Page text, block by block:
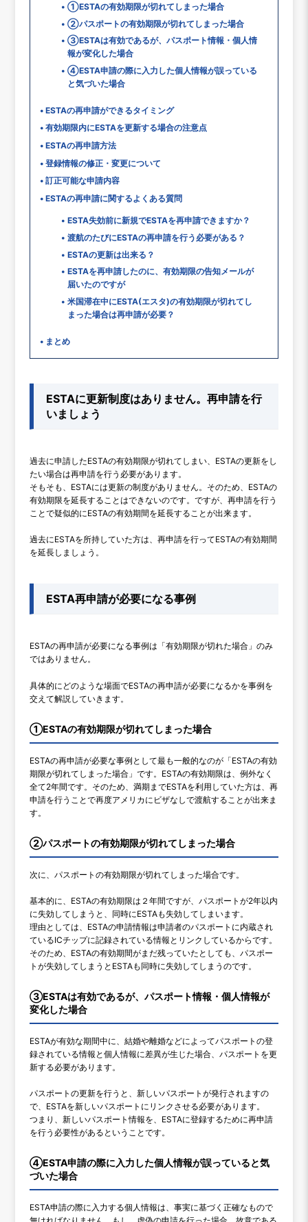
①ESTAの有効期限が切れてしまった場合
②パスポートの有効期限が切れてしまった場合
③ESTAは有効であるが、パスポート情報・個人情
報が変化した場合
④ESTA申請の際に入力した個人情報が誤っている
と気づいた場合
ESTAの再申請ができるタイミング
有効期限内にESTAを更新する場合の注意点
ESTAの再申請方法
登録情報の修正・変更について
訂正可能な申請内容
ESTAの再申請に関するよくある質問
ESTA失効前に新規でESTAを再申請できますか？
渡航のたびにESTAの再申請を行う必要がある？
ESTAの更新は出来る？
ESTAを再申請したのに、有効期限の告知メールが
届いたのですが
米国滞在中にESTA(エスタ)の有効期限が切れてし
まった場合は再申請が必要？
まとめ
ESTAに更新制度はありません。再申請を行
いましょう
過去に申請したESTAの有効期限が切れてしまい、ESTAの更新をし
たい場合は再申請を行う必要があります。
そもそも、ESTAには更新の制度がありません。そのため、ESTAの
有効期限を延長することはできないのです。ですが、再申請を行う
ことで疑似的にESTAの有効期間を延長することが出来ます。
過去にESTAを所持していた方は、再申請を行ってESTAの有効期間
を延長しましょう。
ESTA再申請が必要になる事例
ESTAの再申請が必要になる事例は「有効期限が切れた場合」のみ
ではありません。
具体的にどのような場面でESTAの再申請が必要になるかを事例を
交えて解説していきます。
①ESTAの有効期限が切れてしまった場合
ESTAの再申請が必要な事例として最も一般的なのが「ESTAの有効
期限が切れてしまった場合」です。ESTAの有効期限は、例外なく
全て2年間です。そのため、満期までESTAを利用していた方は、再
申請を行うことで再度アメリカにビザなしで渡航することが出来ま
す。
②パスポートの有効期限が切れてしまった場合
次に、パスポートの有効期限が切れてしまった場合です。
基本的に、ESTAの有効期限は２年間ですが、パスポートが2年以内
に失効してしまうと、同時にESTAも失効してしまいます。
理由としては、ESTAの申請情報は申請者のパスポートに内蔵され
ているICチップに記録されている情報とリンクしているからです。
そのため、ESTAの有効期間がまだ残っていたとしても、パスポー
トが失効してしまうとESTAも同時に失効してしまうのです。
③ESTAは有効であるが、パスポート情報・個人情報が
変化した場合
ESTAが有効な期間中に、結婚や離婚などによってパスポートの登
録されている情報と個人情報に差異が生じた場合、パスポートを更
新する必要があります。
パスポートの更新を行うと、新しいパスポートが発行されますの
で、ESTAを新しいパスポートにリンクさせる必要があります。
つまり、新しいパスポート情報を、ESTAに登録するために再申請
を行う必要性があるということです。
④ESTA申請の際に入力した個人情報が誤っていると気
づいた場合
ESTA申請の際に入力する個人情報は、事実に基づく正確なもので